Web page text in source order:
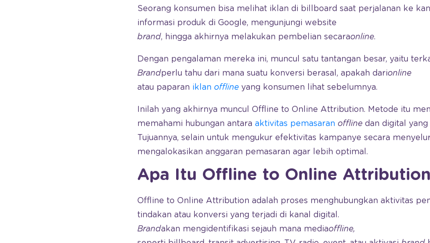
Seorang konsumen bisa melihat iklan di billboard saat perjalanan ke
informasi produk di Google, mengunjungi website
brand, hingga akhirnya melakukan pembelian secaraonline.
Dengan pengalaman mereka ini, muncul satu tantangan besar, yaitu
Brandperlu tahu dari mana suatu konversi berasal, apakah darionline
atau paparan iklan offline yang konsumen lihat sebelumnya.
Inilah yang akhirnya muncul Offline to Online Attribution. Metode itu
memahami hubungan antara aktivitas pemasaran offline dan digital
Tujuannya, selain untuk mengukur efektivitas kampanye secara
mengalokasikan anggaran pemasaran agar lebih optimal.
Apa Itu Offline to Online
Offline to Online Attribution adalah proses menghubungkan aktivitas
tindakan atau konversi yang terjadi di kanal digital.
Brandakan mengidentifikasi sejauh mana mediaoffline,